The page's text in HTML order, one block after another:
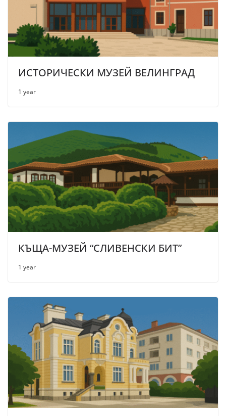
ИСТОРИЧЕСКИ МУЗЕЙ ВЕЛИНГРАД
1 year
КЪЩА-МУЗЕЙ “СЛИВЕНСКИ БИТ”
1 year